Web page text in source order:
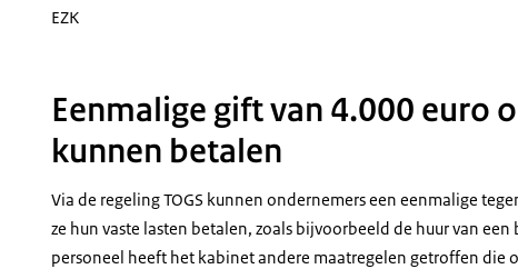
EZK
Eenmalige gift van 4.000 euro
kunnen betalen
Via de regeling TOGS kunnen ondernemers een eenmalige
ze hun vaste lasten betalen, zoals bijvoorbeeld de huur van
personeel heeft het kabinet andere maatregelen getroffen